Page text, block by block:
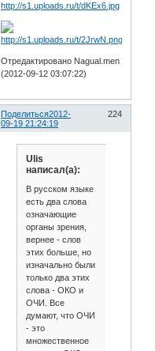
Отредактировано Nagual.men
(2012-09-12 03:07:22)
Поделиться 224
2012-
09-19 21:24:19
Ulis
написал(а):
В русском языке
есть два слова
означающие
органы зрения,
вернее - слов
этих больше, но
изначально были
только два этих
слова - ОКО и
ОЧИ. Все
думают, что ОЧИ
- это
множественное